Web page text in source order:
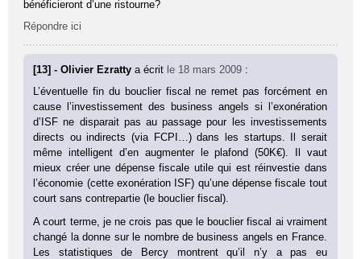
bénéficieront d’une ristourne?
Répondre ici
[13] - Olivier Ezrattya écrit le 18 mars 2009 :
L’éventuelle fin du bouclier fiscal ne remet pas forcément en
cause l’investissement des business angels si l’exonération
d’ISF ne disparait pas au passage pour les investissements
directs ou indirects (via FCPI…) dans les startups. Il serait
même intelligent d’en augmenter le plafond (50K€). Il vaut
mieux créer une dépense fiscale utile qui est réinvestie dans
l’économie (cette exonération ISF) qu’une dépense fiscale tout
court sans contrepartie (le bouclier fiscal).
A court terme, je ne crois pas que le bouclier fiscal ai vraiment
changé la donne sur le nombre de business angels en France.
Les statistiques de Bercy montrent qu’il n’y a pas eu